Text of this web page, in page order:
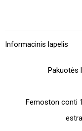
Informacinis lapelis
Pakuotės
Femoston conti